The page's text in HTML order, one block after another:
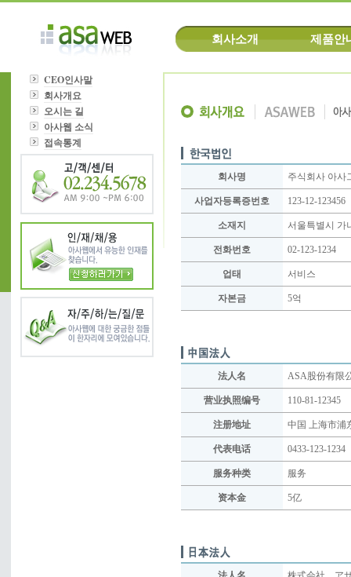
회사소개 제품안
CEO인사말
회사개요
오시는 길
아사웹 소식
접속통계
회사명 주식회사 아사
사업자등록증번호 123-12-123456
소재지 서울특별시 가
전화번호 02-123-1234
업태 서비스
자본금 5억
法人名 ASA股份有限
营业执照编号 110-81-12345
注册地址 中国 上海市浦
代表电话 0433-123-1234
服务种类 服务
资本金 5亿